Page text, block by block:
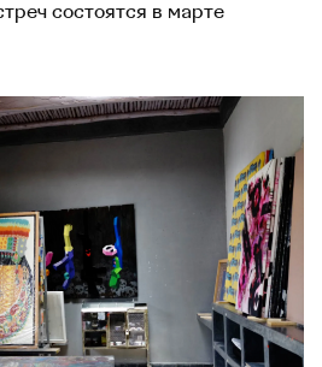
состоятся в марте